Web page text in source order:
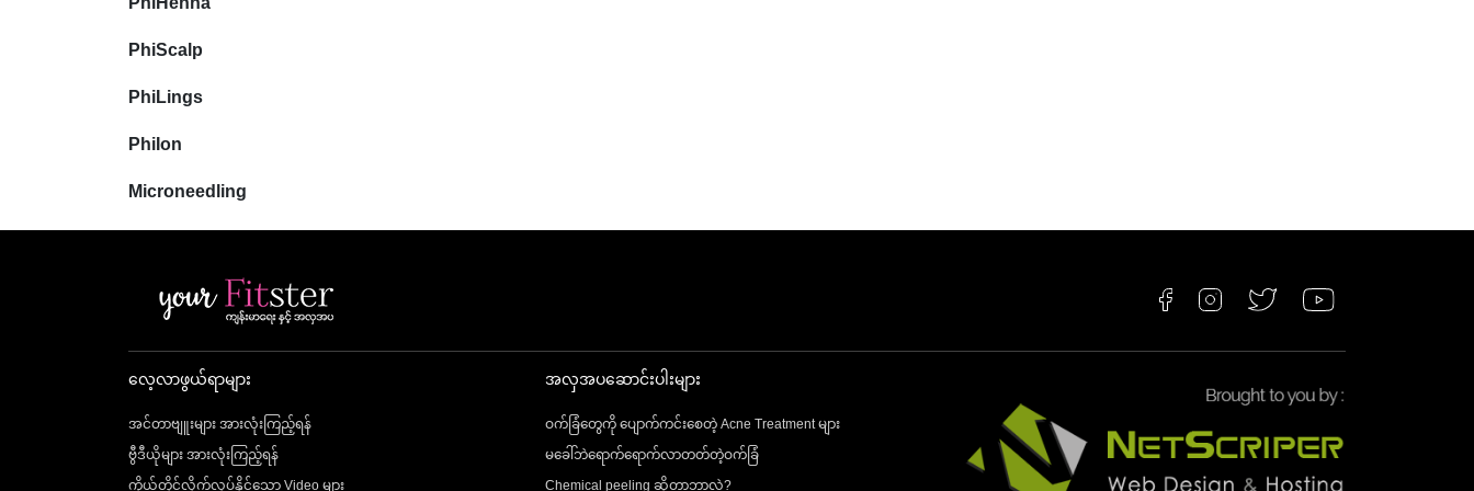
PhiScalp
PhiLings
PhiIon
Microneedling
လေ့လာဖွယ်ရာများ
အင်တာဗျူးများ အားလုံးကြည့်ရန်
ဗွီဒီယိုများ အားလုံးကြည့်ရန်
အလှအပဆောင်းပါးများ
ဝက်ခြံတွေကို ပျောက်ကင်းစေတဲ့ Acne Treatment များ
မခေါ်ဘဲရောက်ရောက်လာတတ်တဲ့ဝက်ခြံ